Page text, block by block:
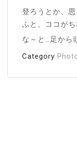
登ろうとか、思
ふと、ココが
な～と…足から
Category